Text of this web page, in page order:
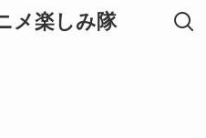
メ楽しみ隊